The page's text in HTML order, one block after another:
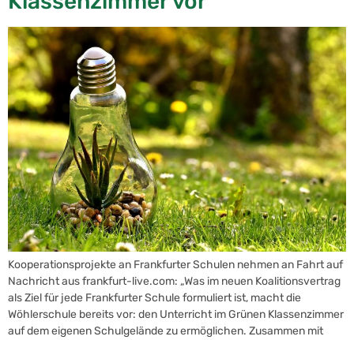
Kooperationsprojekte an Frankfurter Schulen nehmen an Fahrt auf
Nachricht aus frankfurt-live.com: „Was im neuen Koalitionsvertrag
als Ziel für jede Frankfurter Schule formuliert ist, macht die
Wöhlerschule bereits vor: den Unterricht im Grünen Klassenzimmer
auf dem eigenen Schulgelände zu ermöglichen. Zusammen mit